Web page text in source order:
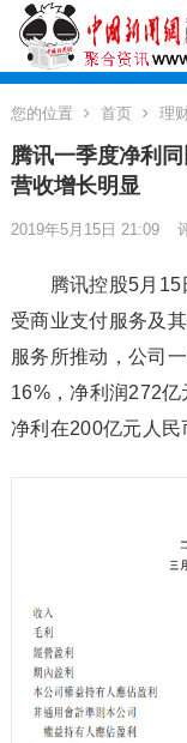
您的位置 首页 理
腾讯一季度净利
营收增长明显
2019年5月15日 21:09
腾讯控股5月15日
受商业支付服务及
服务所推动，公司
16%，净利润272
净利在200亿元人民